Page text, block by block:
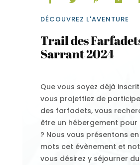
DÉCOUVREZ L'AVENTURE
Trail des
Sarrant 2024
Que vous soyez déjà
vous projettiez de
des farfadets, vous
être un hébergement pour
? Nous vous présentons
mots cet évènement et
vous désirez y séjourner